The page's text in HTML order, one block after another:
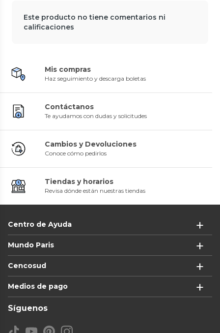
Este producto no tiene comentarios ni
calificaciones
Mis compras
Haz seguimiento y descarga boletas
Contáctanos
Te ayudamos con dudas y solicitudes
Cambios y Devoluciones
Conoce cómo pedirlos
Tiendas y horarios
Revisa dónde están nuestras tiendas
Centro de Ayuda
Mundo Paris
Cencosud
Medios de pago
Síguenos